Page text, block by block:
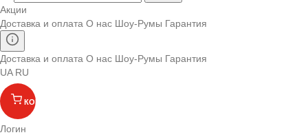
Акции
Доставка и оплата О нас Шоу-Румы Гарантия
Доставка и оплата О нас Шоу-Румы Гарантия
UA RU
КОРЗИНА
Логин